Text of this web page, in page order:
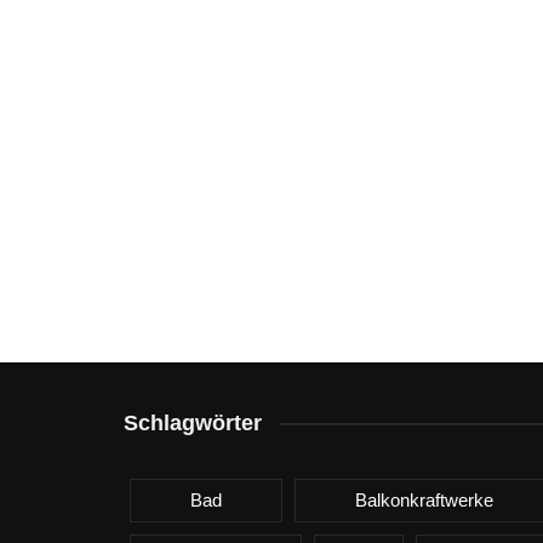
Schlagwörter
Bad Balkonkraftwerke